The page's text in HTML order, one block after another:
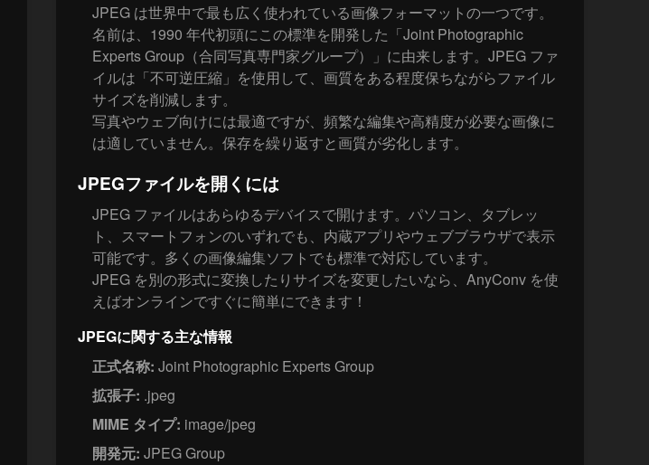
JPEG は世界中で最も広く使われている画像フォーマットの一つです。
名前は、1990 年代初頭にこの標準を開発した「Joint Photographic
Experts Group（合同写真専門家グループ）」に由来します。JPEG ファ
イルは「不可逆圧縮」を使用して、画質をある程度保ちながらファイル
サイズを削減します。
写真やウェブ向けには最適ですが、頻繁な編集や高精度が必要な画像に
は適していません。保存を繰り返すと画質が劣化します。
JPEGファイルを開くには
JPEG ファイルはあらゆるデバイスで開けます。パソコン、タブレッ
ト、スマートフォンのいずれでも、内蔵アプリやウェブブラウザで表示
可能です。多くの画像編集ソフトでも標準で対応しています。
JPEG を別の形式に変換したりサイズを変更したいなら、AnyConv を使
えばオンラインですぐに簡単にできます！
JPEGに関する主な情報
正式名称: Joint Photographic Experts Group
拡張子: .jpeg
MIME タイプ: image/jpeg
開発元: JPEG Group